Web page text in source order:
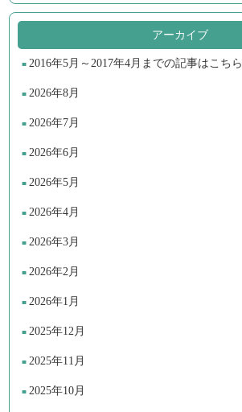
アーカイブ
2016年5月～2017年4月までの記事はこちら
2026年8月
2026年7月
2026年6月
2026年5月
2026年4月
2026年3月
2026年2月
2026年1月
2025年12月
2025年11月
2025年10月